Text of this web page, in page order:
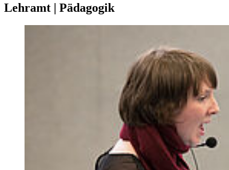
Lehramt | Pädagogik